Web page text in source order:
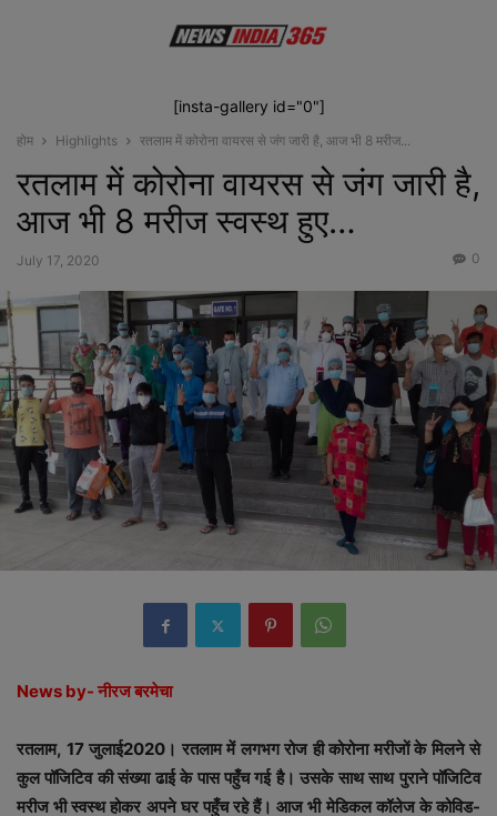
[insta-gallery id="0"]
होम Highlights रतलाम में कोरोना वायरस से जंग जारी है, आज भी 8 मरीज...
रतलाम में कोरोना वायरस से जंग जारी है,
आज भी 8 मरीज स्वस्थ हुए…
July 17, 2020 0
News by- नीरज बरमेचा
रतलाम, 17 जुलाई2020। रतलाम में लगभग रोज ही कोरोना मरीजों के मिलने से
कुल पॉजिटिव की संख्या ढाई के पास पहुँच गई है। उसके साथ साथ पुराने पॉजिटिव
मरीज भी स्वस्थ होकर अपने घर पहुँच रहे हैं। आज भी मेडिकल कॉलेज के कोविड-